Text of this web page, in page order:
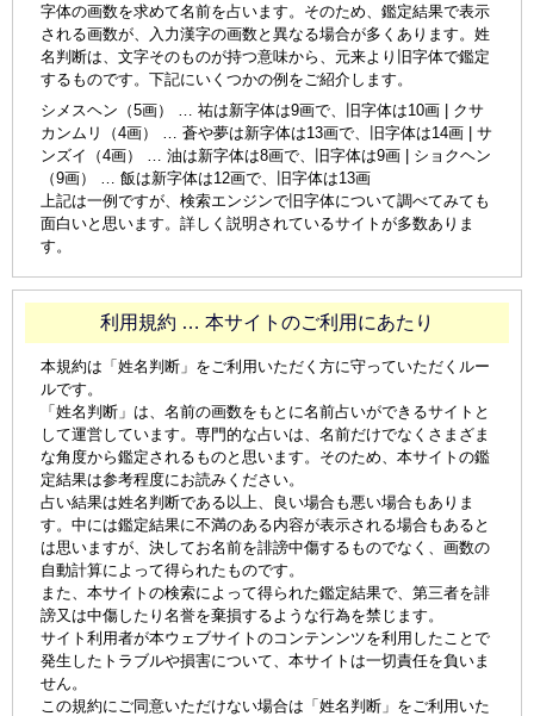
字体の画数を求めて名前を占います。そのため、鑑定結果で表示
される画数が、入力漢字の画数と異なる場合が多くあります。姓
名判断は、文字そのものが持つ意味から、元来より旧字体で鑑定
するものです。下記にいくつかの例をご紹介します。
シメスヘン（5画） … 祐は新字体は9画で、旧字体は10画 | クサ
カンムリ（4画） … 蒼や夢は新字体は13画で、旧字体は14画 | サ
ンズイ（4画） … 油は新字体は8画で、旧字体は9画 | ショクヘン
（9画） … 飯は新字体は12画で、旧字体は13画
上記は一例ですが、検索エンジンで旧字体について調べてみても
面白いと思います。詳しく説明されているサイトが多数ありま
す。
利用規約 … 本サイトのご利用にあたり
本規約は「姓名判断」をご利用いただく方に守っていただくルー
ルです。
「姓名判断」は、名前の画数をもとに名前占いができるサイトと
して運営しています。専門的な占いは、名前だけでなくさまざま
な角度から鑑定されるものと思います。そのため、本サイトの鑑
定結果は参考程度にお読みください。
占い結果は姓名判断である以上、良い場合も悪い場合もありま
す。中には鑑定結果に不満のある内容が表示される場合もあると
は思いますが、決してお名前を誹謗中傷するものでなく、画数の
自動計算によって得られたものです。
また、本サイトの検索によって得られた鑑定結果で、第三者を誹
謗又は中傷したり名誉を棄損するような行為を禁じます。
サイト利用者が本ウェブサイトのコンテンンツを利用したことで
発生したトラブルや損害について、本サイトは一切責任を負いま
せん。
この規約にご同意いただけない場合は「姓名判断」をご利用いた